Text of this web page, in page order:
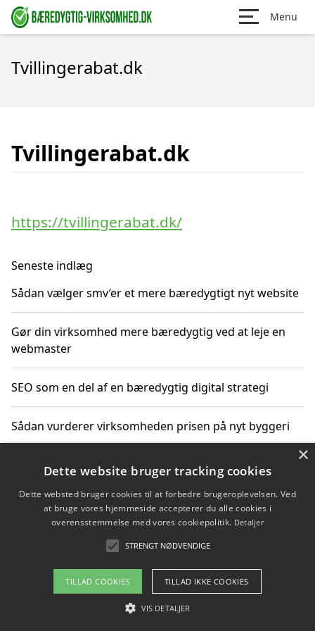
Menu
Tvillingerabat.dk
Tvillingerabat.dk
https://tvillingerabat.dk/
Seneste indlæg
Sådan vælger smv’er et mere bæredygtigt nyt website
Gør din virksomhed mere bæredygtig ved at leje en
webmaster
SEO som en del af en bæredygtig digital strategi
Sådan vurderer virksomheden prisen på nyt byggeri
Sådan får du hjælp til en hjemmeside uden binding
Copyright 2026 - Pilanto Aps
Om / kontakt
Blog Betingelser
×
Dette website bruger tracking cookies
Dette websted bruger cookies til at forbedre brugeroplevelsen. Ved
at bruge vores hjemmeside accepterer du alle cookies i
overensstemmelse med vores cookiepolitik. Detaljer
STRENGT NØDVENDIGE
TILLAD COOKIES TILLAD IKKE COOKIES
VIS DETALJER